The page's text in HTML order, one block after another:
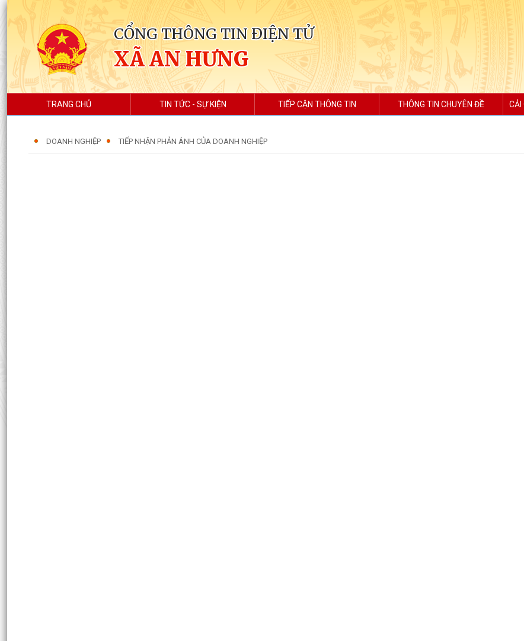
CỔNG THÔNG TIN ĐIỆN TỬ
XÃ AN HƯNG
TRANG CHỦ TIN TỨC - SỰ KIỆN TIẾP CẬN THÔNG TIN THÔNG TIN CHUYÊN ĐỀ CẢI
DOANH NGHIỆP TIẾP NHẬN PHẢN ÁNH CỦA DOANH NGHIỆP